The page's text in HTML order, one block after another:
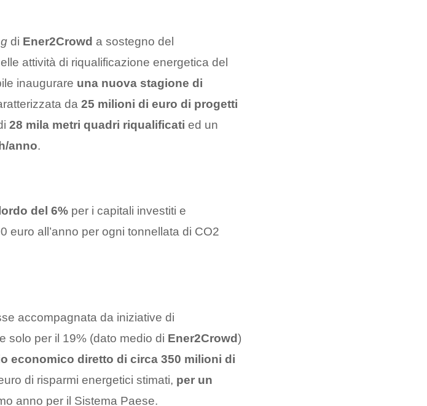
di Ener2Crowd a sostegno del
attività di riqualificazione energetica del
inaugurare una nuova stagione di
da 25 milioni di euro di progetti
28 mila metri quadri riqualificati ed un
anno.
del 6% per i capitali investiti e
euro all’anno per ogni tonnellata di CO2
accompagnata da iniziative di
per il 19% (dato medio di Ener2Crowd)
economico diretto di circa 350 milioni di
di risparmi energetici stimati, per un
anno per il Sistema Paese.